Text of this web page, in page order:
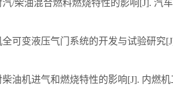
/柴油混合燃料燃烧特性的影响[J]. 汽
可变液压气门系统的开发与试验研究
油机进气和燃烧特性的影响[J]. 内燃机